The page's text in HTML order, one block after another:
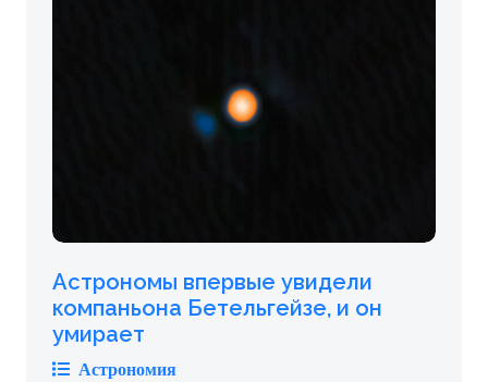
Астрономы впервые увидели
компаньона Бетельгейзе, и он
умирает
Астрономия